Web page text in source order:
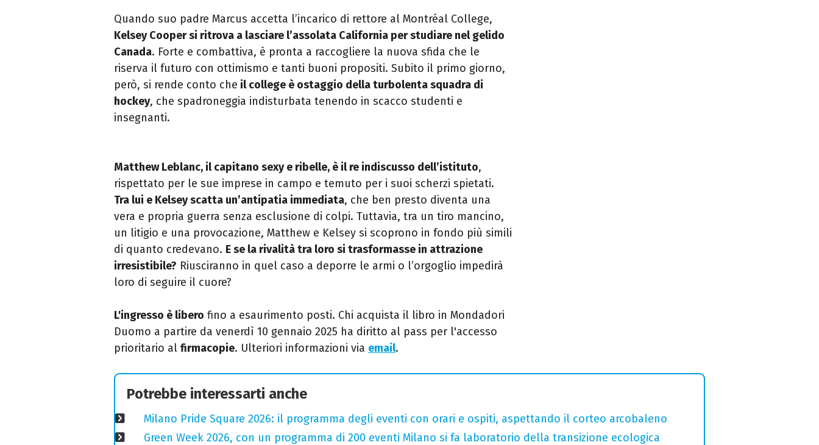
Quando suo padre Marcus accetta l’incarico di rettore al Montréal College,
Kelsey Cooper si ritrova a lasciare l’assolata California per studiare nel gelido
Canada. Forte e combattiva, è pronta a raccogliere la nuova sfida che le
riserva il futuro con ottimismo e tanti buoni propositi. Subito il primo giorno,
però, si rende conto che il college è ostaggio della turbolenta squadra di
hockey, che spadroneggia indisturbata tenendo in scacco studenti e
insegnanti.
Matthew Leblanc, il capitano sexy e ribelle, è il re indiscusso dell’istituto,
rispettato per le sue imprese in campo e temuto per i suoi scherzi spietati.
Tra lui e Kelsey scatta un’antipatia immediata, che ben presto diventa una
vera e propria guerra senza esclusione di colpi. Tuttavia, tra un tiro mancino,
un litigio e una provocazione, Matthew e Kelsey si scoprono in fondo più simili
di quanto credevano. E se la rivalità tra loro si trasformasse in attrazione
irresistibile? Riusciranno in quel caso a deporre le armi o l’orgoglio impedirà
loro di seguire il cuore?
L'ingresso è libero fino a esaurimento posti. Chi acquista il libro in Mondadori
Duomo a partire da venerdì 10 gennaio 2025 ha diritto al pass per l'accesso
prioritario al firmacopie. Ulteriori informazioni via email.
Potrebbe interessarti anche
Milano Pride Square 2026: il programma degli eventi con orari e ospiti, aspettando il corteo arcobaleno
Green Week 2026, con un programma di 200 eventi Milano si fa laboratorio della transizione ecologica